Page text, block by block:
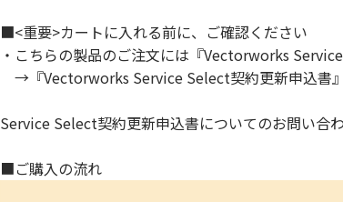
■<重要>カートに入れる前に、ご確認ください
・こちらの製品のご注文には『Vectorworks
→『Vectorworks Service Select契約更新申込書』
Service Select契約更新申込書についてのお問い
■ご購入の流れ